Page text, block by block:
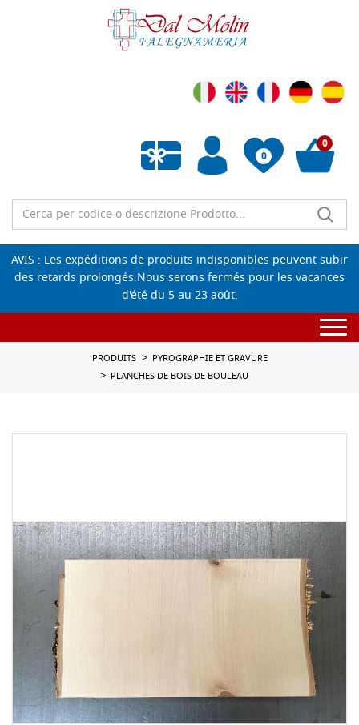
0
Liste de souhaits vide
0
AVIS : Les expéditions de produits indisponibles peuvent subir
des retards prolongés.Nous serons fermés pour les vacances
d'été du 5 au 23 août.
PRODUITS
PYROGRAPHIE ET GRAVURE
PLANCHES DE BOIS DE BOULEAU